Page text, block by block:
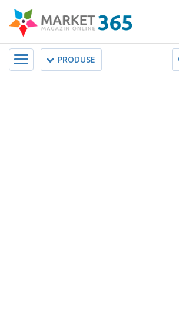
PRODUSE
Meniu